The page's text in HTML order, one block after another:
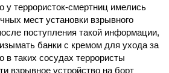
у террористок-смертниц имелись
мест установки взрывного
поступления такой информации,
банки с кремом для ухода за
в таких сосудах террористы
взрывное устройство на борт